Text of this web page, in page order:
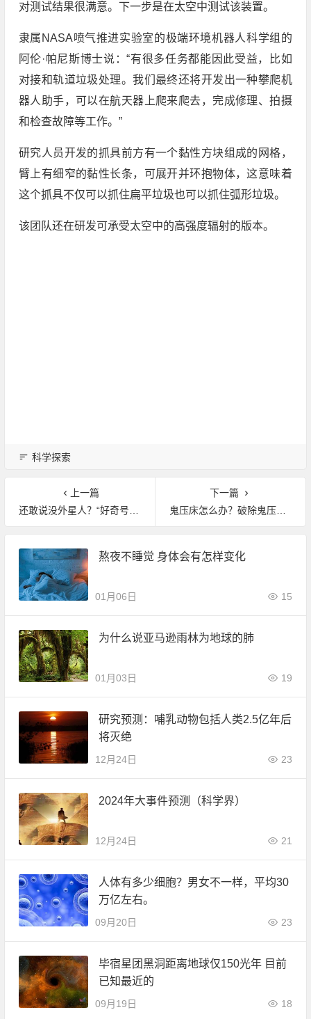
对测试结果很满意。下一步是在太空中测试该装置。
隶属NASA喷气推进实验室的极端环境机器人科学组的
阿伦·帕尼斯博士说：“有很多任务都能因此受益，比如
对接和轨道垃圾处理。我们最终还将开发出一种攀爬机
器人助手，可以在航天器上爬来爬去，完成修理、拍摄
和检查故障等工作。”
研究人员开发的抓具前方有一个黏性方块组成的网格，
臂上有细窄的黏性长条，可展开并环抱物体，这意味着
这个抓具不仅可以抓住扁平垃圾也可以抓住弧形垃圾。
该团队还在研发可承受太空中的高强度辐射的版本。
科学探索
上一篇
还敢说没外星人？“好奇号”火星发现这个东西
下一篇
鬼压床怎么办？破除鬼压床的办法你该知道
熬夜不睡觉 身体会有怎样变化
01月06日 15
为什么说亚马逊雨林为地球的肺
01月03日 19
研究预测：哺乳动物包括人类2.5亿年后
将灭绝
12月24日 23
2024年大事件预测（科学界）
12月24日 21
人体有多少细胞？男女不一样，平均30
万亿左右。
09月20日 23
毕宿星团黑洞距离地球仅150光年 目前
已知最近的
09月19日 18